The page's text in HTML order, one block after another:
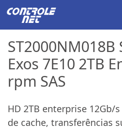
ST2000NM018B
Exos 7E10 2TB
rpm SAS
HD 2TB enterprise 12Gb/
de cache, transferências